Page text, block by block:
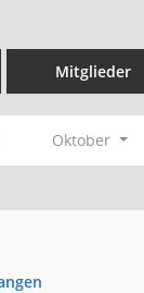
Mitglieder
Oktober